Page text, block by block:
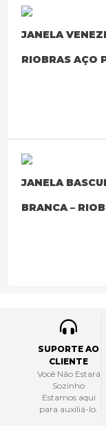
JANELA
RIOBRAS AÇO
JANELA
BRANCA –
SUPORTE AO
CLIENTE
Você Não Estará
Sozinho
Estamos aqui
para auxiliá-lo.